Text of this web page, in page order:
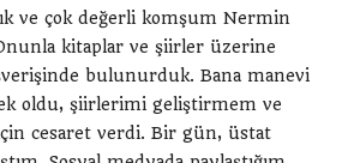
ve çok değerli komşum Nermin
kitaplar ve şiirler üzerine
bulunurduk. Bana manevi
oldu, şiirlerimi geliştirmem ve
cesaret verdi. Bir gün, üstat